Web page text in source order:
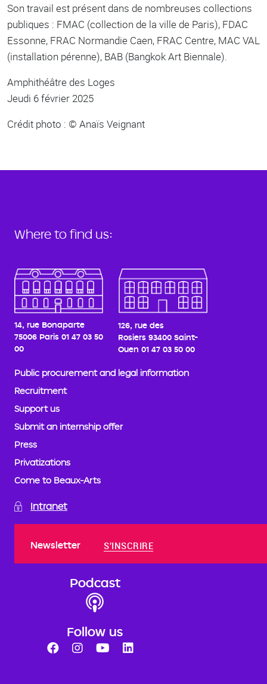
Son travail est présent dans de nombreuses collections
publiques : FMAC (collection de la ville de Paris), FDAC
Essonne, FRAC Normandie Caen, FRAC Centre, MAC VAL
(installation pérenne), BAB (Bangkok Art Biennale).
Amphithéâtre des Loges
Jeudi 6 février 2025
Crédit photo : © Anaïs Veignant
Where to find us:
14, rue Bonaparte
75006 Paris 01 47 03 50
00
126, rue des
Rosiers 93400 Saint-
Ouen 01 47 03 50 00
Public procurement and legal information
Recruitment
Support us
Submit an internship offer
Press
Privatizations
Come to Beaux-Arts
Intranet
Newsletter S'INSCRIRE
Podcast
Follow us